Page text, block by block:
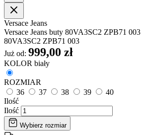
Versace Jeans
Versace Jeans buty 80VA3SC2 ZPB71 003
80VA3SC2 ZPB71 003
Już od: 999,00 zł
KOLOR biały
ROZMIAR
36
37 38 39
40
Ilość
Ilość
Wybierz rozmiar